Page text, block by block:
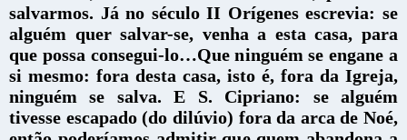
salvarmos. Já no século II Orígenes escrevia: se
alguém quer salvar-se, venha a esta casa, para
que possa consegui-lo…Que ninguém se engane a
si mesmo: fora desta casa, isto é, fora da Igreja,
ninguém se salva. E S. Cipriano: se alguém
tivesse escapado (do dilúvio) fora da arca de Noé,